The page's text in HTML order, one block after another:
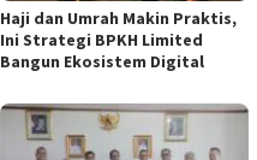
Haji dan Umrah Makin Praktis,
Ini Strategi BPKH Limited
Bangun Ekosistem Digital